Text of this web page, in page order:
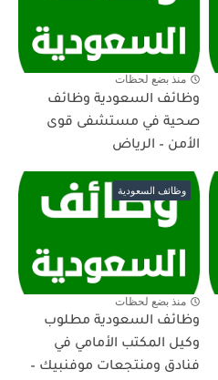
منذ بضع لحظات
وظائف السعودية وظائف
صحية في مستشفى قوى
الأمن – الرياض
وظائف السعودية
منذ بضع لحظات
وظائف السعودية مطلوب
وكيل المكتب الأمامي في
فنادق ومنتجعات موفنبيك –